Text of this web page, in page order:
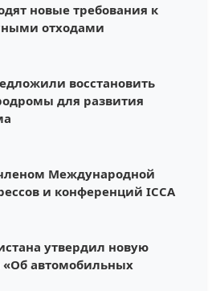
новые требования к
отходами
восстановить
для развития
Международной
и конференций ICCA
утвердил новую
«Об автомобильных